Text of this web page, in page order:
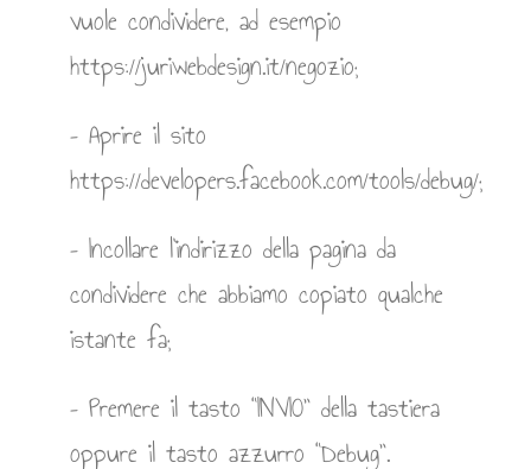
vuole condividere, ad esempio
https://juriwebdesign.it/negozio;
– Aprire il sito
https://developers.facebook.com/tools/debug/;
– Incollare l’indirizzo della pagina da
condividere che abbiamo copiato qualche
istante fa;
– Premere il tasto “INVIO” della tastiera
oppure il tasto azzurro “Debug”.